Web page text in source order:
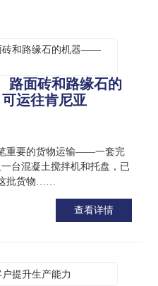
路面砖和路缘石的
运往肯尼亚
重要的货物运输——一套完
台混凝土搅拌机和托盘，已
批货物……
查看详情